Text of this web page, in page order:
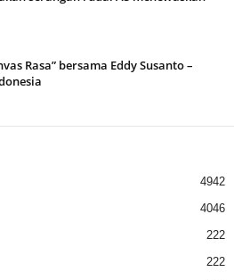
Rasa” bersama Eddy Susanto –
4942
4046
222
222